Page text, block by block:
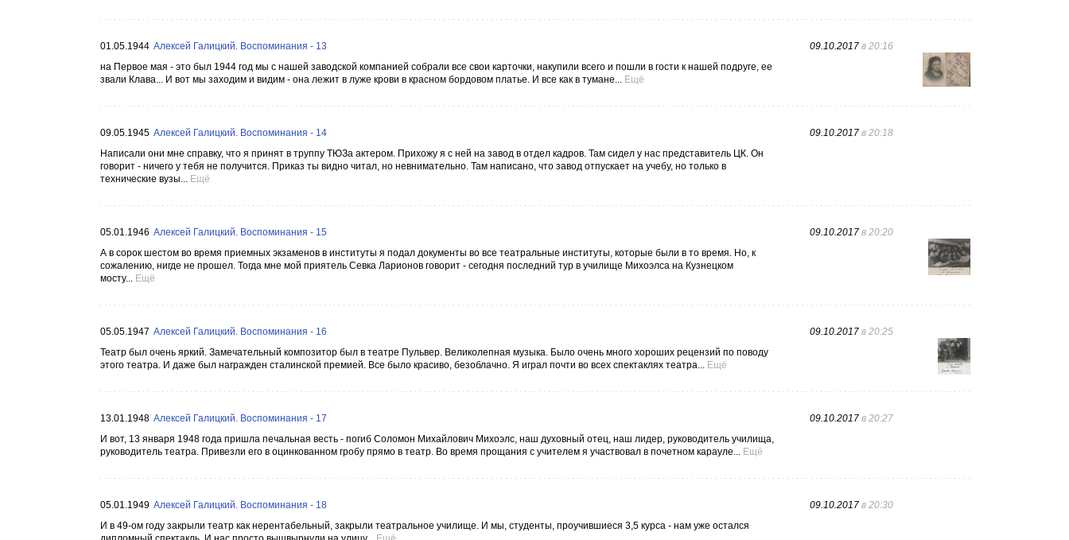
01.05.1944 Алексей Галицкий. Воспоминания - 13
на Первое мая - это был 1944 год мы с нашей заводской компанией собрали все свои карточки, накупили всего и пошли в гости к нашей подруге, ее
звали Клава... И вот мы заходим и видим - она лежит в луже крови в красном бордовом платье. И все как в тумане... Ещё
09.10.2017 в 20:16
09.05.1945 Алексей Галицкий. Воспоминания - 14
Написали они мне справку, что я принят в труппу ТЮЗа актером. Прихожу я с ней на завод в отдел кадров. Там сидел у нас представитель ЦК. Он
говорит - ничего у тебя не получится. Приказ ты видно читал, но невнимательно. Там написано, что завод отпускает на учебу, но только в
технические вузы... Ещё
09.10.2017 в 20:18
05.01.1946 Алексей Галицкий. Воспоминания - 15
А в сорок шестом во время приемных экзаменов в институты я подал документы во все театральные институты, которые были в то время. Но, к
сожалению, нигде не прошел. Тогда мне мой приятель Севка Ларионов говорит - сегодня последний тур в училище Михоэлса на Кузнецком
мосту... Ещё
09.10.2017 в 20:20
05.05.1947 Алексей Галицкий. Воспоминания - 16
Театр был очень яркий. Замечательный композитор был в театре Пульвер. Великолепная музыка. Было очень много хороших рецензий по поводу
этого театра. И даже был награжден сталинской премией. Все было красиво, безоблачно. Я играл почти во всех спектаклях театра... Ещё
09.10.2017 в 20:25
13.01.1948 Алексей Галицкий. Воспоминания - 17
И вот, 13 января 1948 года пришла печальная весть - погиб Соломон Михайлович Михоэлс, наш духовный отец, наш лидер, руководитель училища,
руководитель театра. Привезли его в оцинкованном гробу прямо в театр. Во время прощания с учителем я участвовал в почетном карауле... Ещё
09.10.2017 в 20:27
05.01.1949 Алексей Галицкий. Воспоминания - 18
И в 49-ом году закрыли театр как нерентабельный, закрыли театральное училище. И мы, студенты, проучившиеся 3,5 курса - нам уже остался
09.10.2017 в 20:30